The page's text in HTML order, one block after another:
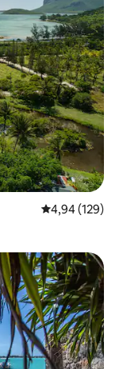
Średnia
4,94 (129)